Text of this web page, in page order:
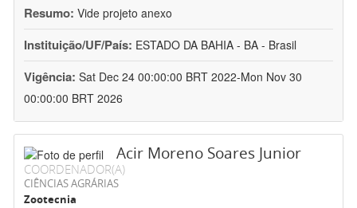
Resumo: Vide projeto anexo
Instituição/UF/País: ESTADO DA BAHIA - BA - Brasil
Vigência: Sat Dec 24 00:00:00 BRT 2022-Mon Nov 30
00:00:00 BRT 2026
Acir Moreno Soares Junior
COORDENADOR(A)
CIÊNCIAS AGRÁRIAS
Zootecnia